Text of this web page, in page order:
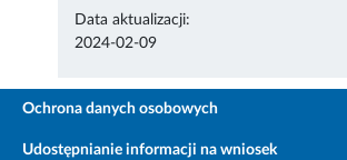
Data aktualizacji:
2024-02-09
Ochrona danych osobowych
Udostępnianie informacji na wniosek